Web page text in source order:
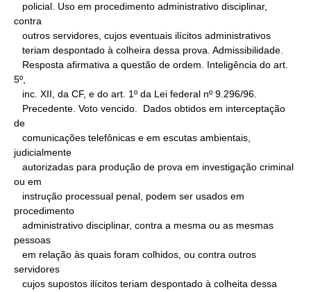
contra
5º,
de
judicialmente
ou em
procedimento
pessoas
servidores